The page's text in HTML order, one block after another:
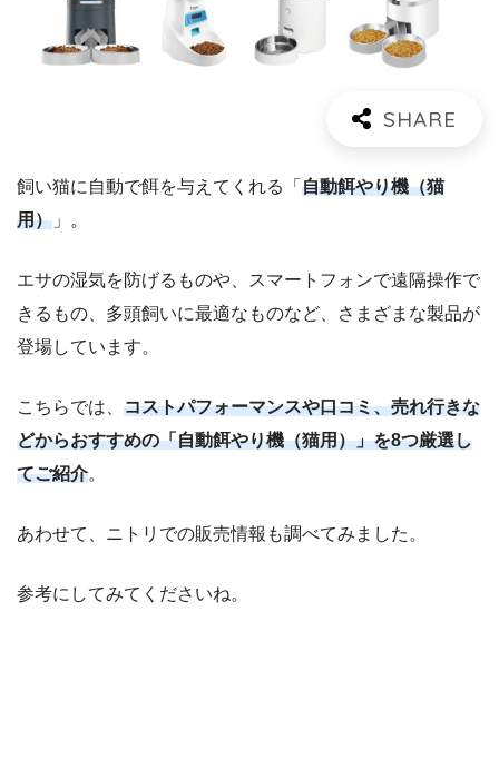
飼い猫に自動で餌を与えてくれる「 自動餌やり機（猫
用） 」。
エサの湿気を防げるものや、スマートフォンで遠隔操作で
きるもの、多頭飼いに最適なものなど、さまざまな製品が
登場しています。
こちらでは、 コストパフォーマンスや口コミ、売れ行きな
どからおすすめの「自動餌やり機（猫用）」を8つ厳選し
てご紹介。
あわせて、ニトリでの販売情報も調べてみました。
参考にしてみてくださいね。